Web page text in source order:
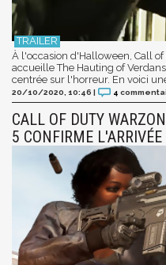
À l'occasion d'Halloween, Call
accueille The Hauting of
centrée sur l'horreur. En voici
20/10/2020, 10:46 | 4
CALL OF DUTY
5 CONFIRME